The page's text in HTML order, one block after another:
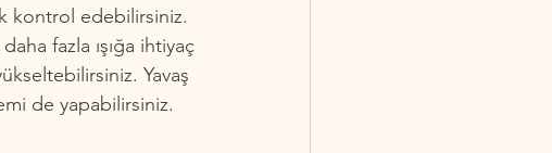
kontrol edebilirsiniz.
fazla ışığa ihtiyaç
Yavaş
de yapabilirsiniz.